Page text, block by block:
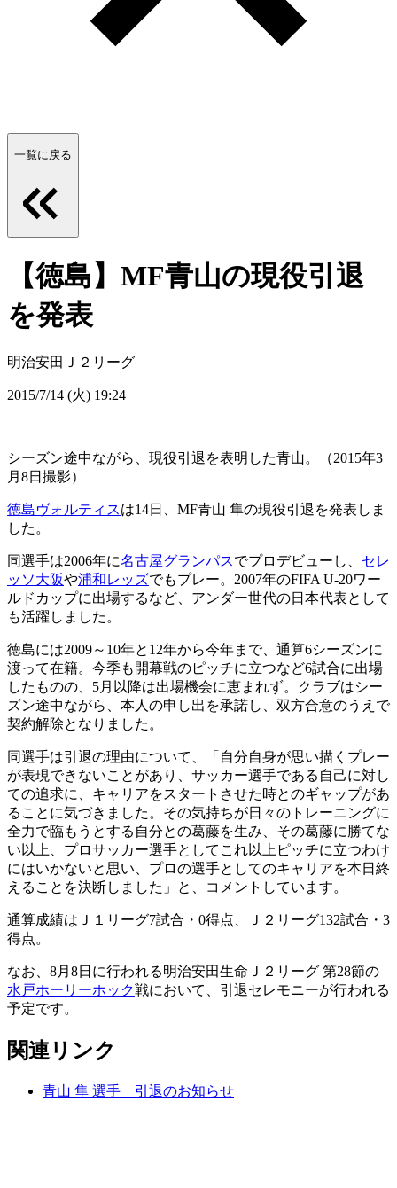
一覧に戻る
【徳島】MF青山の現役引退
を発表
明治安田Ｊ２リーグ
2015/7/14 (火) 19:24
シーズン途中ながら、現役引退を表明した青山。（2015年3
月8日撮影）
徳島ヴォルティスは14日、MF青山 隼の現役引退を発表しま
した。
同選手は2006年に名古屋グランパスでプロデビューし、 セレ
ッソ大阪や浦和レッズでもプレー。2007年のFIFA U-20ワー
ルドカップに出場するなど、アンダー世代の日本代表として
も活躍しました。
徳島には2009～10年と12年から今年まで、通算6シーズンに
渡って在籍。今季も開幕戦のピッチに立つなど6試合に出場
したものの、5月以降は出場機会に恵まれず。クラブはシー
ズン途中ながら、本人の申し出を承諾し、双方合意のうえで
契約解除となりました。
同選手は引退の理由について、「自分自身が思い描くプレー
が表現できないことがあり、サッカー選手である自己に対し
ての追求に、キャリアをスタートさせた時とのギャップがあ
ることに気づきました。その気持ちが日々のトレーニングに
全力で臨もうとする自分との葛藤を生み、その葛藤に勝てな
い以上、プロサッカー選手としてこれ以上ピッチに立つわけ
にはいかないと思い、プロの選手としてのキャリアを本日終
えることを決断しました」と、コメントしています。
通算成績はＪ１リーグ7試合・0得点、Ｊ２リーグ132試合・3
得点。
なお、8月8日に行われる明治安田生命Ｊ２リーグ 第28節の
水戸ホーリーホック戦において、引退セレモニーが行われる
予定です。
関連リンク
青山 隼 選手 引退のお知らせ